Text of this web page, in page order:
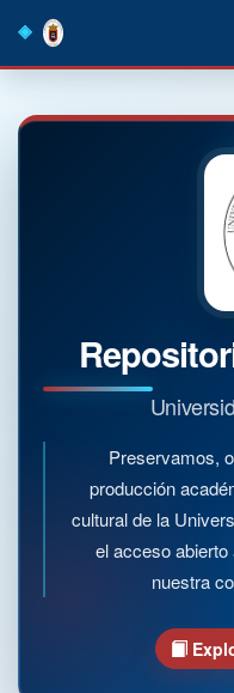
navigation
Preservamos,
producción
cultural de la
el acceso
nuestra